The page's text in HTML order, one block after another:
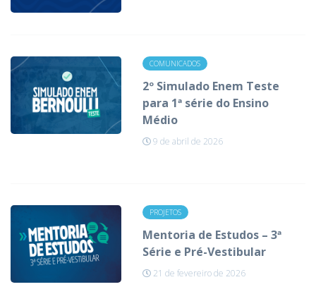
COMUNICADOS
2º Simulado Enem Teste
para 1ª série do Ensino
Médio
9 de abril de 2026
PROJETOS
Mentoria de Estudos – 3ª
Série e Pré-Vestibular
21 de fevereiro de 2026